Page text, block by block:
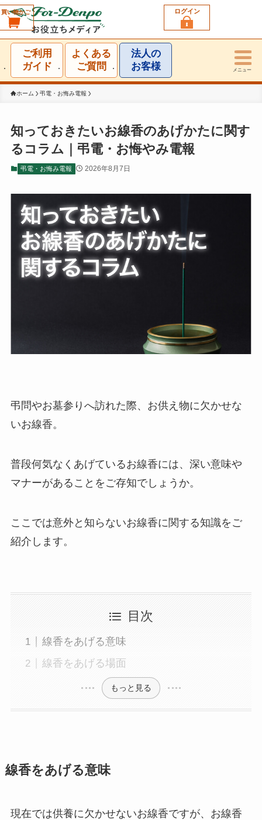
買い物かご ログイン
ご利用
ガイド
よくある
ご質問
法人の
お客様
メニュー
利用シーン一覧
結婚祝い
誕生日祝い
お見舞い・お礼
移転・開店・受賞祝い
選挙
退職・定年
長寿・還暦祝い
暑中・残暑見舞い
敬老の日
喪中見舞い
お盆・新盆（初盆）見舞い
プリザーブドフラワー
ハーバリウム
ホーム 弔電・お悔み電報
知っておきたいお線香のあげかたに関す
るコラム｜弔電・お悔やみ電報
弔電・お悔み電報 2026年8月7日
弔問やお墓参りへ訪れた際、お供え物に欠かせな
いお線香。
普段何気なくあげているお線香には、深い意味や
マナーがあることをご存知でしょうか。
ここでは意外と知らないお線香に関する知識をご
紹介します。
目次
線香をあげる意味
線香をあげる場面
もっと見る
線香をあげる意味
現在では供養に欠かせないお線香ですが、お線香